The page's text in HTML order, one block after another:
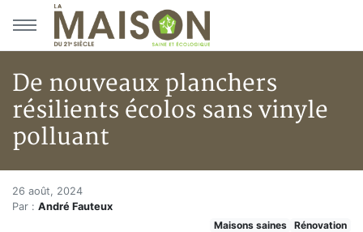
Aller au menu principal
Aller au contenu principal
De nouveaux planchers
résilients écolos sans vinyle
polluant
Accueil
Articles
De nouveaux planchers
26 août, 2024
Par : André Fauteux
Maisons saines
Rénovation